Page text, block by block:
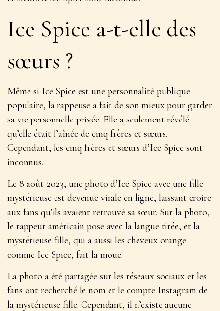
Ice Spice a-t-elle des
sœurs ?
Même si Ice Spice est une personnalité publique
populaire, la rappeuse a fait de son mieux pour garder
sa vie personnelle privée. Elle a seulement révélé
qu’elle était l’aînée de cinq frères et sœurs.
Cependant, les cinq frères et sœurs d’Ice Spice sont
inconnus.
Le 8 août 2023, une photo d’Ice Spice avec une fille
mystérieuse est devenue virale en ligne, laissant croire
aux fans qu’ils avaient retrouvé sa sœur. Sur la photo,
le rappeur américain pose avec la langue tirée, et la
mystérieuse fille, qui a aussi les cheveux orange
comme Ice Spice, fait la moue.
La photo a été partagée sur les réseaux sociaux et les
fans ont recherché le nom et le compte Instagram de
la mystérieuse fille. Cependant, il n’existe aucune